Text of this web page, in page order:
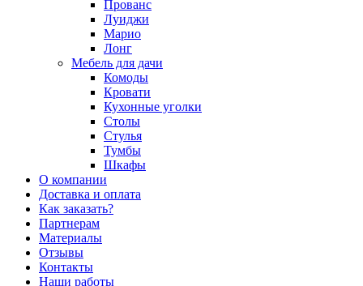
Прованс
Луиджи
Марио
Лонг
Мебель для дачи
Комоды
Кровати
Кухонные уголки
Столы
Стулья
Тумбы
Шкафы
О компании
Доставка и оплата
Как заказать?
Партнерам
Материалы
Отзывы
Контакты
Наши работы